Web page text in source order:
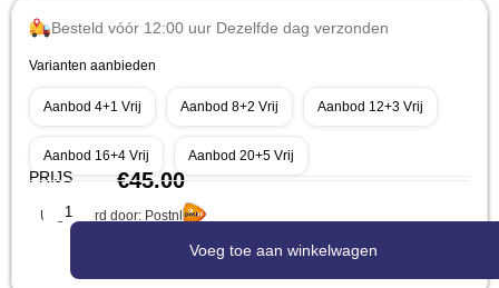
Besteld vóór 12:00 uur Dezelfde dag verzonden
Varianten aanbieden
Aanbod 4+1 Vrij Aanbod 8+2 Vrij Aanbod 12+3 Vrij
Aanbod 16+4 Vrij Aanbod 20+5 Vrij
PRIJS €45.00
Uitgevoerd door: Postnl
Voeg toe aan winkelwagen